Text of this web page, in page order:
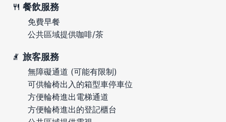
餐飲服務
免費早餐
公共區域提供咖啡/茶
旅客服務
無障礙通道 (可能有限制)
可供輪椅出入的箱型車停車位
方便輪椅進出電梯通道
方便輪椅進出的登記櫃台